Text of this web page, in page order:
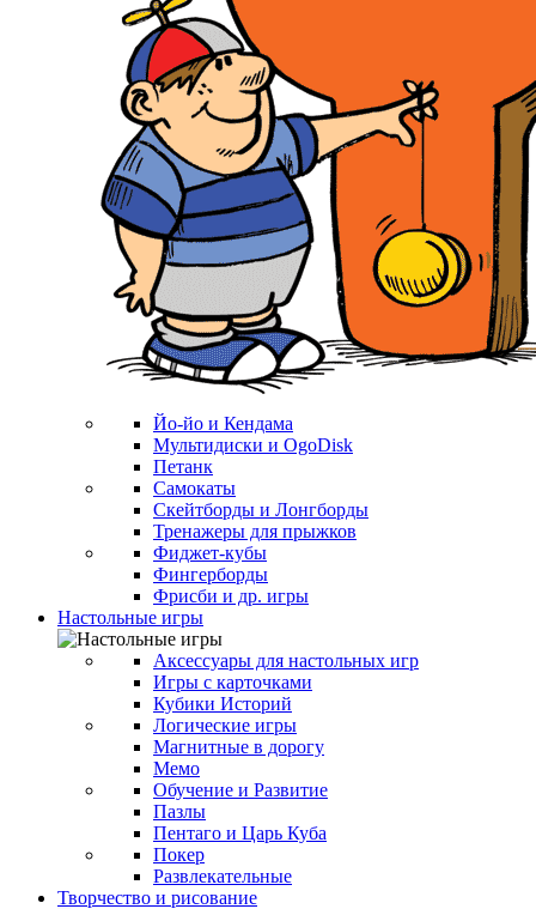
Йо-йо и Кендама
Мультидиски и OgoDisk
Петанк
Самокаты
Скейтборды и Лонгборды
Тренажеры для прыжков
Фиджет-кубы
Фингерборды
Фрисби и др. игры
Настольные игры
Аксессуары для настольных игр
Игры с карточками
Кубики Историй
Логические игры
Магнитные в дорогу
Мемо
Обучение и Развитие
Пазлы
Пентаго и Царь Куба
Покер
Развлекательные
Творчество и рисование